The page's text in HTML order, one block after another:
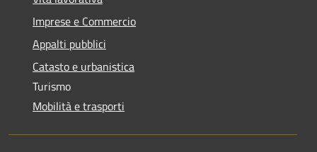
Imprese e Commercio
Appalti pubblici
Catasto e urbanistica
Turismo
Mobilità e trasporti